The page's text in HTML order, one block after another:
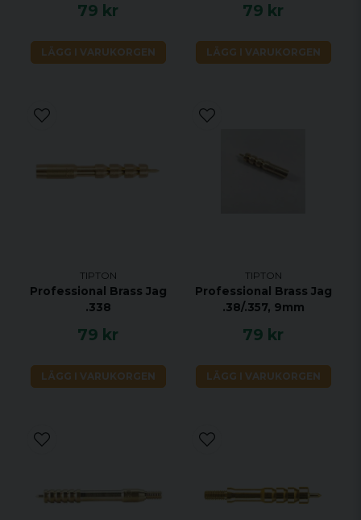
79 kr
LÄGG I VARUKORGEN
79 kr
LÄGG I VARUKORGEN
TIPTON
Professional Brass Jag
.338
79 kr
LÄGG I VARUKORGEN
TIPTON
Professional Brass Jag
.38/.357, 9mm
79 kr
LÄGG I VARUKORGEN